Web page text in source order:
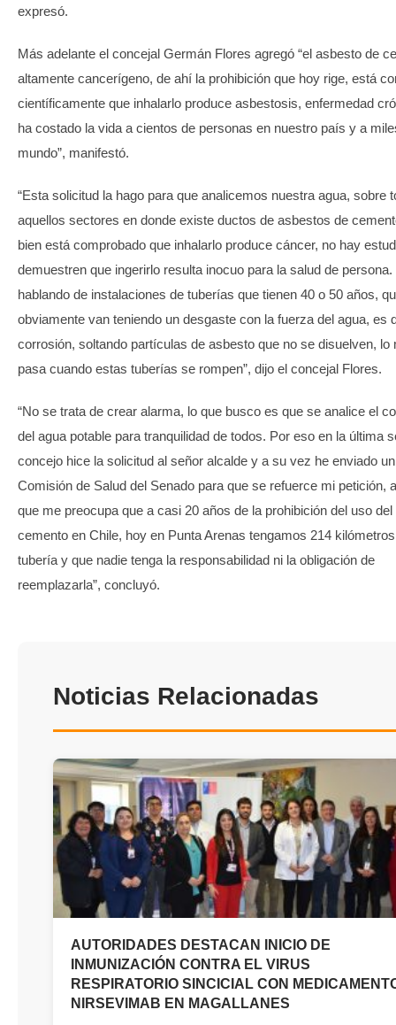
expresó.
Más adelante el concejal Germán Flores agregó “el asbesto de
altamente cancerígeno, de ahí la prohibición que hoy rige, está
científicamente que inhalarlo produce asbestosis, enfermedad
ha costado la vida a cientos de personas en nuestro país y a
mundo”, manifestó.
“Esta solicitud la hago para que analicemos nuestra agua, sobre
aquellos sectores en donde existe ductos de asbestos de
bien está comprobado que inhalarlo produce cáncer, no hay
demuestren que ingerirlo resulta inocuo para la salud de
hablando de instalaciones de tuberías que tienen 40 o 50 años,
obviamente van teniendo un desgaste con la fuerza del agua, es
corrosión, soltando partículas de asbesto que no se disuelven, lo
pasa cuando estas tuberías se rompen”, dijo el concejal Flores.
“No se trata de crear alarma, lo que busco es que se analice el
del agua potable para tranquilidad de todos. Por eso en la última
concejo hice la solicitud al señor alcalde y a su vez he enviado
Comisión de Salud del Senado para que se refuerce mi petición,
que me preocupa que a casi 20 años de la prohibición del uso
cemento en Chile, hoy en Punta Arenas tengamos 214
tubería y que nadie tenga la responsabilidad ni la obligación de
reemplazarla”, concluyó.
Noticias Relacionadas
AUTORIDADES DESTACAN INICIO DE
INMUNIZACIÓN CONTRA EL VIRUS
RESPIRATORIO SINCICIAL CON
NIRSEVIMAB EN MAGALLANES